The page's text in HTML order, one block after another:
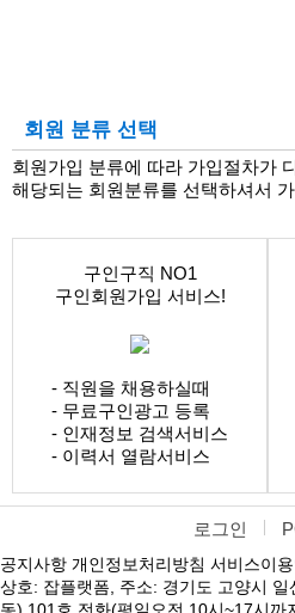
회원 분류 선택
회원가입 분류에 따라 가입절차가
해당되는 회원분류를 선택하셔서
구인구직 NO1
구인회원가입 서비스!
- 직원을 채용하실때
- 무료구인광고 등록
- 인재정보 검색서비스
- 이력서 열람서비스
로그인
공지사항 개인정보처리방침 서비스이
상호: 잡플랫폼, 주소: 경기도 고양시